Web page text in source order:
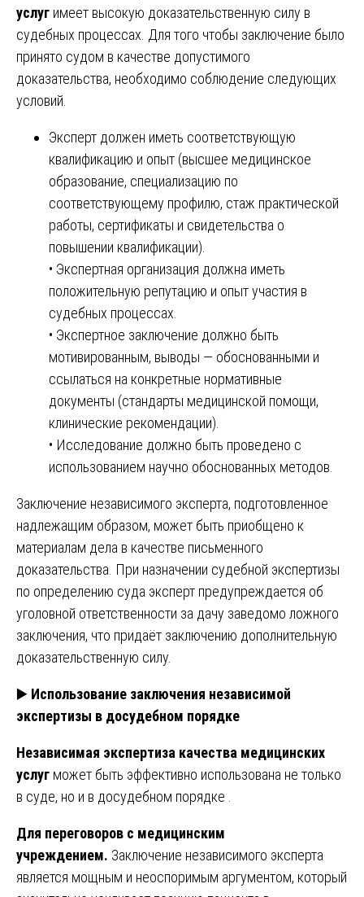
услуг имеет высокую доказательственную силу в
судебных процессах. Для того чтобы заключение было
принято судом в качестве допустимого
доказательства, необходимо соблюдение следующих
условий.
Эксперт должен иметь соответствующую
квалификацию и опыт (высшее медицинское
образование, специализацию по
соответствующему профилю, стаж практической
работы, сертификаты и свидетельства о
повышении квалификации).
• Экспертная организация должна иметь
положительную репутацию и опыт участия в
судебных процессах.
• Экспертное заключение должно быть
мотивированным, выводы — обоснованными и
ссылаться на конкретные нормативные
документы (стандарты медицинской помощи,
клинические рекомендации).
• Исследование должно быть проведено с
использованием научно обоснованных методов.
Заключение независимого эксперта, подготовленное
надлежащим образом, может быть приобщено к
материалам дела в качестве письменного
доказательства. При назначении судебной экспертизы
по определению суда эксперт предупреждается об
уголовной ответственности за дачу заведомо ложного
заключения, что придаёт заключению дополнительную
доказательственную силу.
▶️ Использование заключения независимой
экспертизы в досудебном порядке
Независимая экспертиза качества медицинских
услуг может быть эффективно использована не только
в суде, но и в досудебном порядке .
Для переговоров с медицинским
учреждением. Заключение независимого эксперта
является мощным и неоспоримым аргументом, который